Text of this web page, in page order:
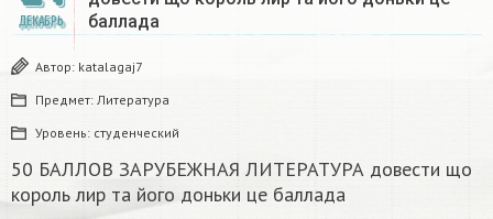
ДЕКАБРЬ
баллада
Автор: katalagaj7
Предмет: Литература
Уровень: студенческий
50 БАЛЛОВ ЗАРУБЕЖНАЯ ЛИТЕРАТУРА довести що
король лир та його доньки це баллада